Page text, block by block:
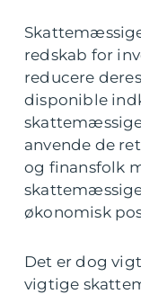
redskab for
reducere
disponible
anvende de
og finansfolk
økonomisk
Det er dog
vigtige